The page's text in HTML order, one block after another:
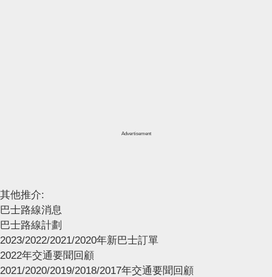
Advertisement
其他推介:
巴士路線消息
巴士路線計劃
2023/2022/2021/2020年新巴士訂單
2022年交通要聞回顧
2021/2020/2019/2018/2017年交通要聞回顧